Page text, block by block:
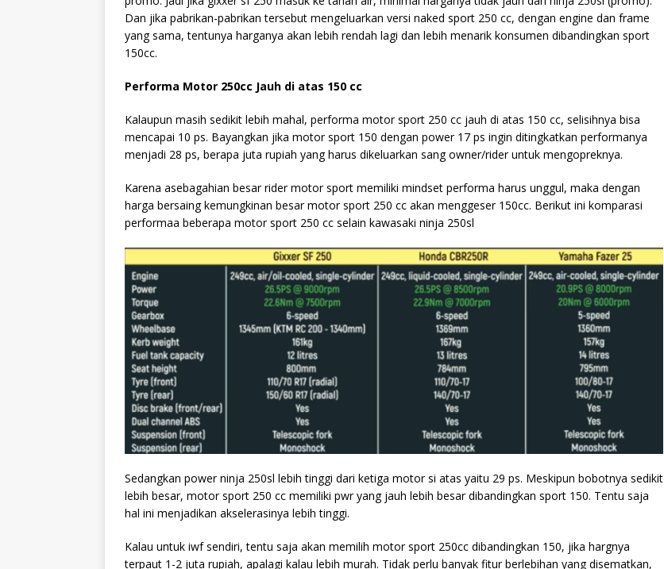
Dan jika pabrikan-pabrikan tersebut mengeluarkan versi naked sport 250 cc, dengan engine dan frame
yang sama, tentunya harganya akan lebih rendah lagi dan lebih menarik konsumen dibandingkan sport
150cc.
Performa Motor 250cc Jauh di atas 150 cc
Kalaupun masih sedikit lebih mahal, performa motor sport 250 cc jauh di atas 150 cc, selisihnya bisa
mencapai 10 ps. Bayangkan jika motor sport 150 dengan power 17 ps ingin ditingkatkan performanya
menjadi 28 ps, berapa juta rupiah yang harus dikeluarkan sang owner/rider untuk mengopreknya.
Karena asebagahian besar rider motor sport memiliki mindset performa harus unggul, maka dengan
harga bersaing kemungkinan besar motor sport 250 cc akan menggeser 150cc. Berikut ini komparasi
performaa beberapa motor sport 250 cc selain kawasaki ninja 250sl
Sedangkan power ninja 250sl lebih tinggi dari ketiga motor si atas yaitu 29 ps. Meskipun bobotnya sedikit
lebih besar, motor sport 250 cc memiliki pwr yang jauh lebih besar dibandingkan sport 150. Tentu saja
hal ini menjadikan akselerasinya lebih tinggi.
Kalau untuk iwf sendiri, tentu saja akan memilih motor sport 250cc dibandingkan 150, jika hargnya
terpaut 1-2 juta rupiah, apalagi kalau lebih murah. Tidak perlu banyak fitur berlebihan yang disematkan,